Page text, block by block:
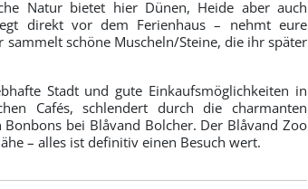
Natur bietet hier Dünen, Heide aber auch
direkt vor dem Ferienhaus – nehmt eure
schöne Muscheln/Steine, die ihr später
Stadt und gute Einkaufsmöglichkeiten in
Cafés, schlendert durch die charmanten
bei Blåvand Bolcher. Der Blåvand Zoo
– alles ist definitiv einen Besuch wert.